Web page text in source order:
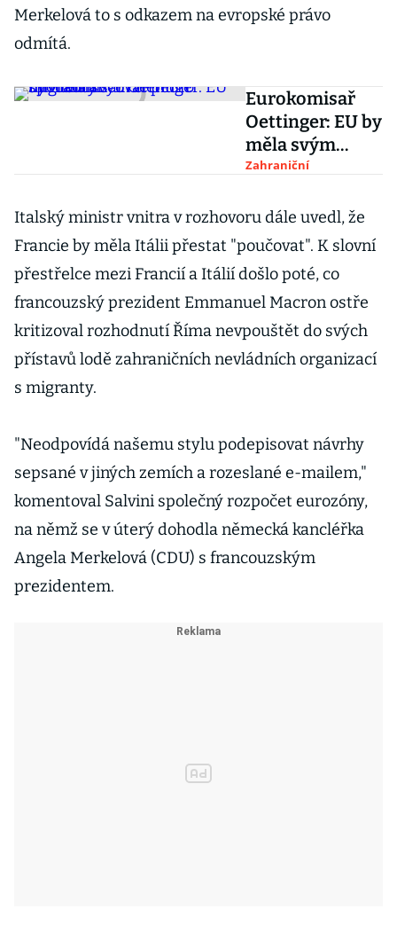
Merkelová to s odkazem na evropské právo
odmítá.
Eurokomisař
Oettinger: EU by
měla svým
členům
péči o migranty
Zahraniční
Italský ministr vnitra v rozhovoru dále uvedl, že
Francie by měla Itálii přestat "poučovat". K slovní
přestřelce mezi Francií a Itálií došlo poté, co
francouzský prezident Emmanuel Macron ostře
kritizoval rozhodnutí Říma nevpouštět do svých
přístavů lodě zahraničních nevládních organizací
s migranty.
"Neodpovídá našemu stylu podepisovat návrhy
sepsané v jiných zemích a rozeslané e-mailem,"
komentoval Salvini společný rozpočet eurozóny,
na němž se v úterý dohodla německá kancléřka
Angela Merkelová (CDU) s francouzským
prezidentem.